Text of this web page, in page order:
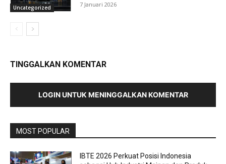
Uncategorized 7 Januari 2026
TINGGALKAN KOMENTAR
LOGIN UNTUK MENINGGALKAN KOMENTAR
MOST POPULAR
IBTE 2026 Perkuat Posisi Indonesia